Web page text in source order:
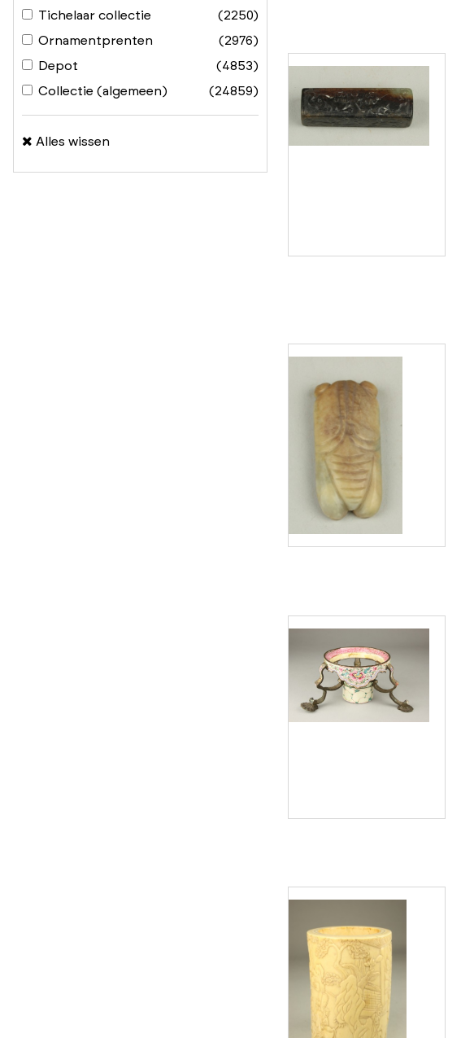
Tichelaar collectie
(2250)
Ornamentprenten
(2976)
Depot
(4853)
Collectie (algemeen)
(24859)
Alles wissen